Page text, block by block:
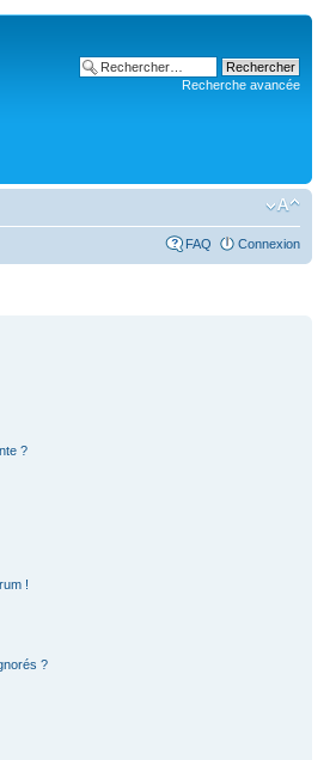
Recherche avancée
FAQ Connexion
?
!
?